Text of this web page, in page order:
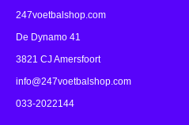
247voetbalshop.com
De Dynamo 41
3821 CJ Amersfoort
info@247voetbalshop.com
033-2022144